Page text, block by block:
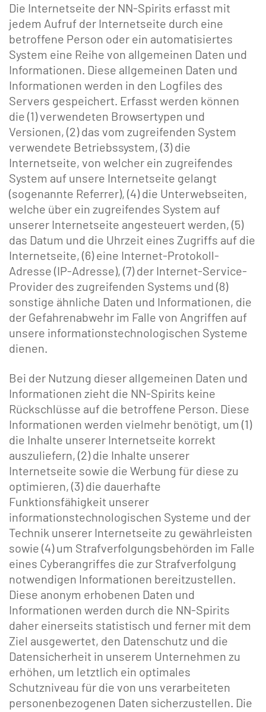
Die Internetseite der NN-Spirits erfasst mit
jedem Aufruf der Internetseite durch eine
betroffene Person oder ein automatisiertes
System eine Reihe von allgemeinen Daten und
Informationen. Diese allgemeinen Daten und
Informationen werden in den Logfiles des
Servers gespeichert. Erfasst werden können
die (1) verwendeten Browsertypen und
Versionen, (2) das vom zugreifenden System
verwendete Betriebssystem, (3) die
Internetseite, von welcher ein zugreifendes
System auf unsere Internetseite gelangt
(sogenannte Referrer), (4) die Unterwebseiten,
welche über ein zugreifendes System auf
unserer Internetseite angesteuert werden, (5)
das Datum und die Uhrzeit eines Zugriffs auf die
Internetseite, (6) eine Internet-Protokoll-
Adresse (IP-Adresse), (7) der Internet-Service-
Provider des zugreifenden Systems und (8)
sonstige ähnliche Daten und Informationen, die
der Gefahrenabwehr im Falle von Angriffen auf
unsere informationstechnologischen Systeme
dienen.
Bei der Nutzung dieser allgemeinen Daten und
Informationen zieht die NN-Spirits keine
Rückschlüsse auf die betroffene Person. Diese
Informationen werden vielmehr benötigt, um (1)
die Inhalte unserer Internetseite korrekt
auszuliefern, (2) die Inhalte unserer
Internetseite sowie die Werbung für diese zu
optimieren, (3) die dauerhafte
Funktionsfähigkeit unserer
informationstechnologischen Systeme und der
Technik unserer Internetseite zu gewährleisten
sowie (4) um Strafverfolgungsbehörden im Falle
eines Cyberangriffes die zur Strafverfolgung
notwendigen Informationen bereitzustellen.
Diese anonym erhobenen Daten und
Informationen werden durch die NN-Spirits
daher einerseits statistisch und ferner mit dem
Ziel ausgewertet, den Datenschutz und die
Datensicherheit in unserem Unternehmen zu
erhöhen, um letztlich ein optimales
Schutzniveau für die von uns verarbeiteten
personenbezogenen Daten sicherzustellen. Die